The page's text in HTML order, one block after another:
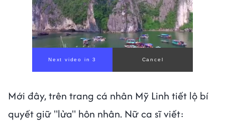
Next video in 1 Cancel
Mới đây, trên trang cá nhân Mỹ Linh tiết lộ bí
quyết giữ "lửa" hôn nhân. Nữ ca sĩ viết: